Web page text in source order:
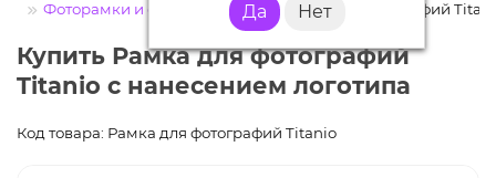
Фоторамки и фотоальбомы Рамка для фотографий
Купить Рамка для фотографий
Titanio с нанесением логотипа
Код товара: Рамка для фотографий Titanio